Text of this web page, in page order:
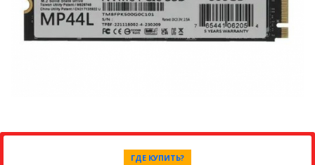
ГДЕ КУПИТЬ?